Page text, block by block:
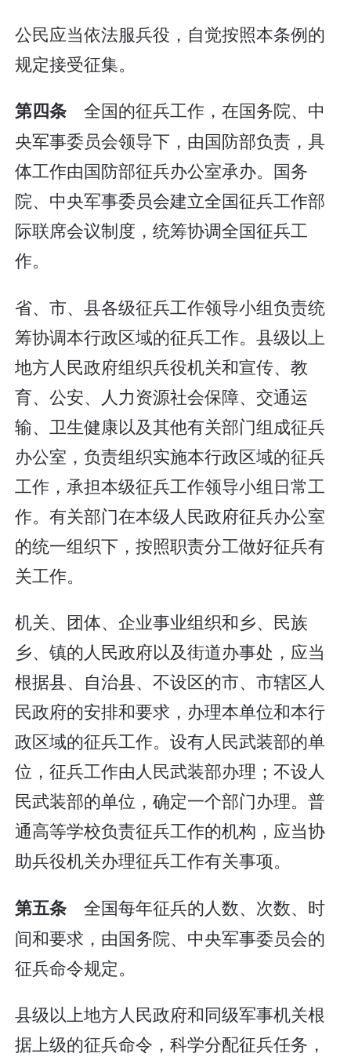
公民应当依法服兵役，自觉按照本条例的
规定接受征集。
第四条 全国的征兵工作，在国务院、中
央军事委员会领导下，由国防部负责，具
体工作由国防部征兵办公室承办。国务
院、中央军事委员会建立全国征兵工作部
际联席会议制度，统筹协调全国征兵工
作。
省、市、县各级征兵工作领导小组负责统
筹协调本行政区域的征兵工作。县级以上
地方人民政府组织兵役机关和宣传、教
育、公安、人力资源社会保障、交通运
输、卫生健康以及其他有关部门组成征兵
办公室，负责组织实施本行政区域的征兵
工作，承担本级征兵工作领导小组日常工
作。有关部门在本级人民政府征兵办公室
的统一组织下，按照职责分工做好征兵有
关工作。
机关、团体、企业事业组织和乡、民族
乡、镇的人民政府以及街道办事处，应当
根据县、自治县、不设区的市、市辖区人
民政府的安排和要求，办理本单位和本行
政区域的征兵工作。设有人民武装部的单
位，征兵工作由人民武装部办理；不设人
民武装部的单位，确定一个部门办理。普
通高等学校负责征兵工作的机构，应当协
助兵役机关办理征兵工作有关事项。
第五条 全国每年征兵的人数、次数、时
间和要求，由国务院、中央军事委员会的
征兵命令规定。
县级以上地方人民政府和同级军事机关根
据上级的征兵命令，科学分配征兵任务，